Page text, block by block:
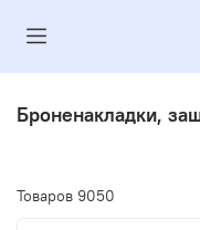
Броненакладки,
Товаров 9050